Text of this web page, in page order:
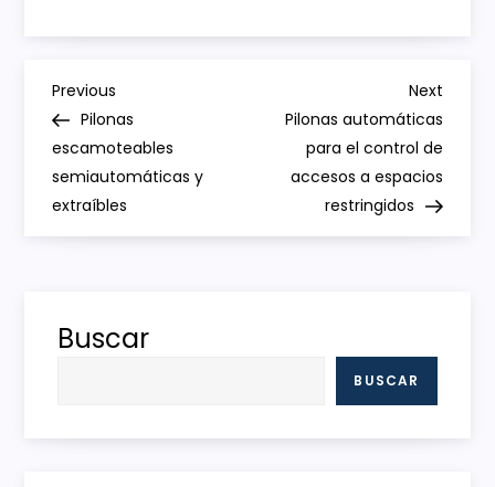
N
a
v
a
Previous
Post
Previous
Pilonas
escamoteables
semiautomáticas y
extraíbles
Next
Post
Next
Pilonas automáticas
para el control de
accesos a espacios
restringidos
Buscar
BUSCAR